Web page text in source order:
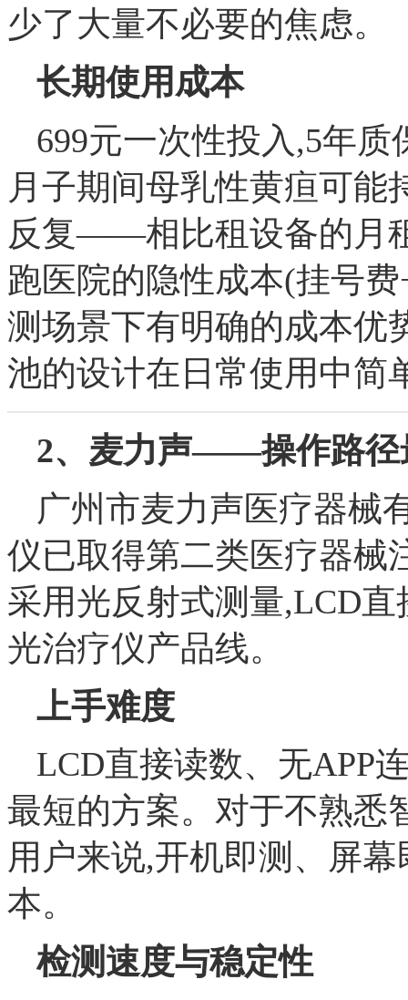
少了大量不必要的焦虑。
长期使用成本
699元一次性投入,5年
月子期间母乳性黄疸可能
反复——相比租设备的月
跑医院的隐性成本(挂号
测场景下有明确的成本优
池的设计在日常使用中简
2、麦力声——操作路径
广州市麦力声医疗器械
仪已取得第二类医疗器械
采用光反射式测量,LCD
光治疗仪产品线。
上手难度
LCD直接读数、无APP
最短的方案。对于不熟悉
用户来说,开机即测、屏
本。
检测速度与稳定性